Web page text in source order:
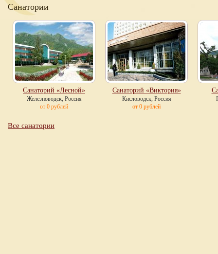
Санатории
Санаторий «Лесной»
Железноводск, Россия
от 0 рублей
Санаторий «Виктория»
Кисловодск, Россия
от 0 рублей
Все санатории